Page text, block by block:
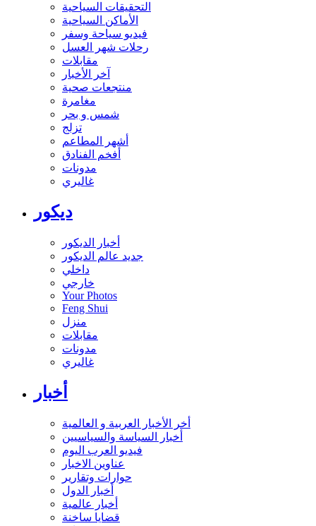
التحقيقات السياحية
الأماكن السياحية
فيديو سياحة وسفر
رحلات شهر العسل
مقابلات
آخر الأخبار
منتجعات صحية
مغامرة
شمس و بحر
تزلج
أشهر المطاعم
أفخم الفنادق
مدونات
غاليري
ديكور
أخبار الديكور
جديد عالم الديكور
داخلي
خارجي
Your Photos
Feng Shui
منزل
مقابلات
مدونات
غاليري
أخبار
أخر الأخبار العربية و العالمية
أخبار السياسة والسياسيين
فيديو العرب اليوم
عناوين الاخبار
حوارات وتقارير
أخبار الدول
أخبار عالمية
قضايا ساخنة